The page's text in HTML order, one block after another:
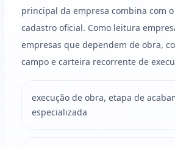
principal da empresa combina com
cadastro oficial. Como leitura
empresas que dependem de obra,
campo e carteira recorrente de
execução de obra, etapa de
especializada